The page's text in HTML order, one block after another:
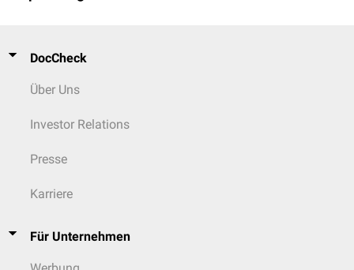
DocCheck
Über Uns
Investor Relations
Presse
Karriere
Für Unternehmen